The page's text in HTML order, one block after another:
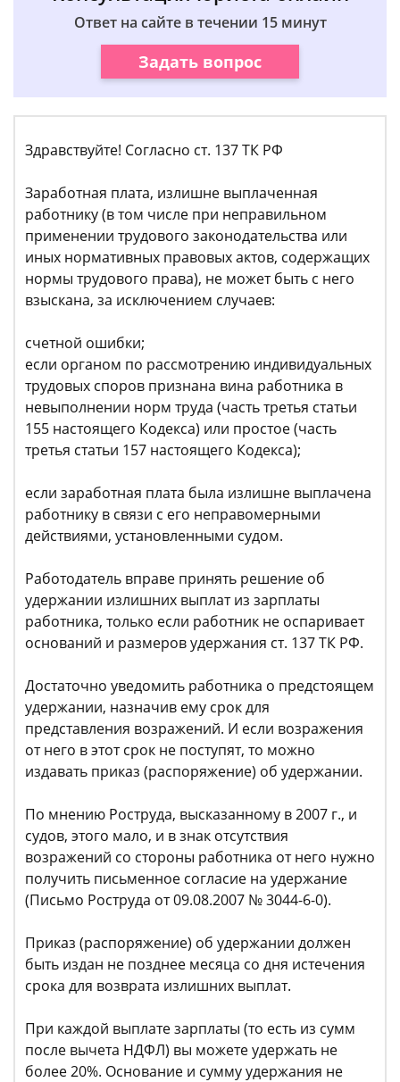
Ответ на сайте в течении 15 минут
Задать вопрос
Здравствуйте! Согласно ст. 137 ТК РФ
Заработная плата, излишне выплаченная
работнику (в том числе при неправильном
применении трудового законодательства или
иных нормативных правовых актов, содержащих
нормы трудового права), не может быть с него
взыскана, за исключением случаев:
счетной ошибки;
если органом по рассмотрению индивидуальных
трудовых споров признана вина работника в
невыполнении норм труда (часть третья статьи
155 настоящего Кодекса) или простое (часть
третья статьи 157 настоящего Кодекса);
если заработная плата была излишне выплачена
работнику в связи с его неправомерными
действиями, установленными судом.
Работодатель вправе принять решение об
удержании излишних выплат из зарплаты
работника, только если работник не оспаривает
оснований и размеров удержания ст. 137 ТК РФ.
Достаточно уведомить работника о предстоящем
удержании, назначив ему срок для
представления возражений. И если возражения
от него в этот срок не поступят, то можно
издавать приказ (распоряжение) об удержании.
По мнению Роструда, высказанному в 2007 г., и
судов, этого мало, и в знак отсутствия
возражений со стороны работника от него нужно
получить письменное согласие на удержание
(Письмо Роструда от 09.08.2007 № 3044-6-0).
Приказ (распоряжение) об удержании должен
быть издан не позднее месяца со дня истечения
срока для возврата излишних выплат.
При каждой выплате зарплаты (то есть из сумм
после вычета НДФЛ) вы можете удержать не
более 20%. Основание и сумму удержания не